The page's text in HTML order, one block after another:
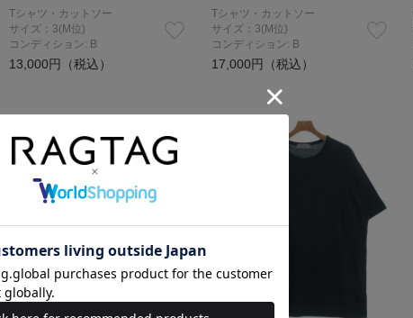
Tシャツ・カットソー
サイズ：3(M位)
コンディション: B
13,000円（税込）
Tシャツ・カットソー
サイズ：3(M位)
コンディション: B
17,000円（税込）